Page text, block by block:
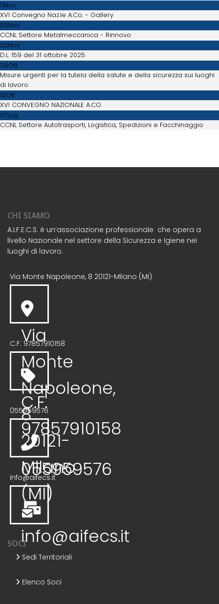
11Nov
XVI Convegno Naz.le A.Co. - Gallery
03Nov
CCNL Settore Metalmeccanica - Rinnovo
02Nov
D.L. 159 del 31 ottobre 2025
29Ott
Misure urgenti per la tutela della salute e della sicurezza sui luoghi
di lavoro
10Ott
XVI CONVEGNO NAZIONALE A.CO.
07Lug
CCNL Settore Autotrasporti, Logistica, Spedizioni e Facchinaggio
CHI SIAMO
A.I.F.E.C.S. è un’associazione professionale che opera a
livello Nazionale nel settore della Sicurezza e Igiene nei
luoghi di lavoro.
Via Monte Napoleone, 8 20121-Milano (MI)
Via
Monte
Napoleone,
8
20121-
Milano
(MI)
C.F. 97857910158
C.F.
97857910158
055959576
055959576
info@aifecs.it
info@aifecs.it
SOCI
Sedi Territoriali
Elenco Soci